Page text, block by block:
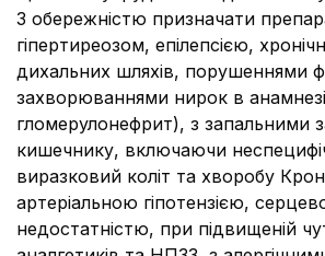
З обережністю призначати
гіпертиреозом, епілепсією,
дихальних шляхів, порушеннями
захворюваннями нирок в
гломерулонефрит), з запальними
кишечнику, включаючи
виразковий коліт та хворобу
артеріальною гіпотензією,
недостатністю, при підвищеній